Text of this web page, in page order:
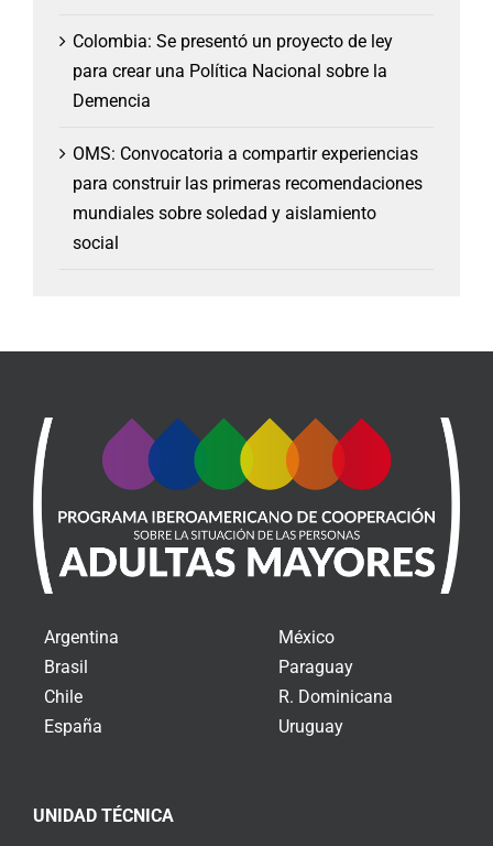
Colombia: Se presentó un proyecto de ley
para crear una Política Nacional sobre la
Demencia
OMS: Convocatoria a compartir experiencias
para construir las primeras recomendaciones
mundiales sobre soledad y aislamiento
social
Argentina
Brasil
Chile
España
México
Paraguay
R. Dominicana
Uruguay
UNIDAD TÉCNICA